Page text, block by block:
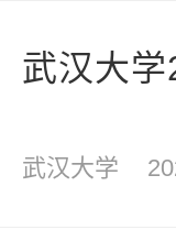
武汉大
武汉大学